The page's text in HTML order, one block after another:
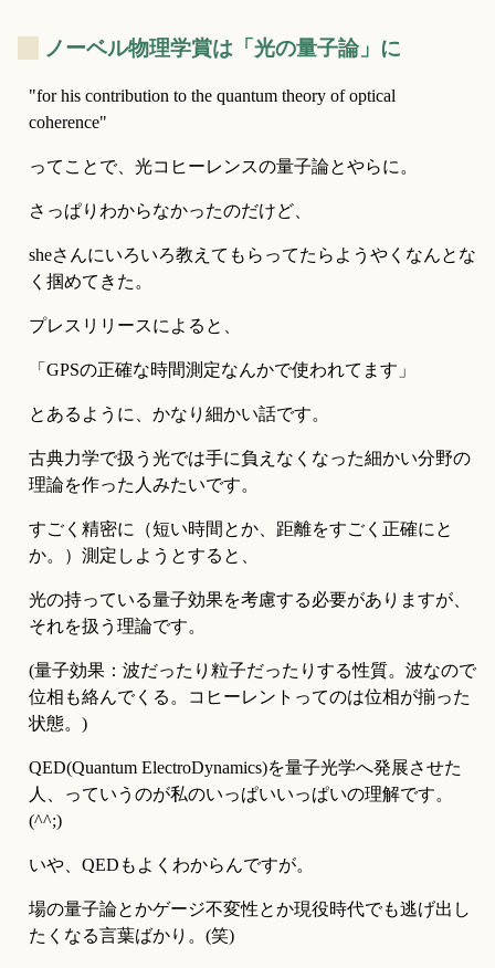
ノーベル物理学賞は「光の量子論」に
"for his contribution to the quantum theory of optical
coherence"
ってことで、光コヒーレンスの量子論とやらに。
さっぱりわからなかったのだけど、
sheさんにいろいろ教えてもらってたらようやくなんとな
く掴めてきた。
プレスリリースによると、
「GPSの正確な時間測定なんかで使われてます」
とあるように、かなり細かい話です。
古典力学で扱う光では手に負えなくなった細かい分野の
理論を作った人みたいです。
すごく精密に（短い時間とか、距離をすごく正確にと
か。）測定しようとすると、
光の持っている量子効果を考慮する必要がありますが、
それを扱う理論です。
(量子効果：波だったり粒子だったりする性質。波なので
位相も絡んでくる。コヒーレントってのは位相が揃った
状態。)
QED(Quantum ElectroDynamics)を量子光学へ発展させた
人、っていうのが私のいっぱいいっぱいの理解です。
(^^;)
いや、QEDもよくわからんですが。
場の量子論とかゲージ不変性とか現役時代でも逃げ出し
たくなる言葉ばかり。(笑)